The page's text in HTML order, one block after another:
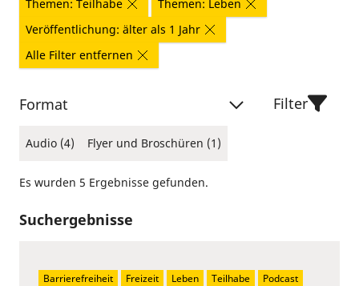
Themen: Teilhabe
Themen: Leben
Veröffentlichung: älter als 1 Jahr
Alle Filter entfernen
Format
Audio (4) Flyer und Broschüren (1)
Filter
Es wurden 5 Ergebnisse gefunden.
Suchergebnisse
Barrierefreiheit Freizeit Leben Teilhabe
Podcast